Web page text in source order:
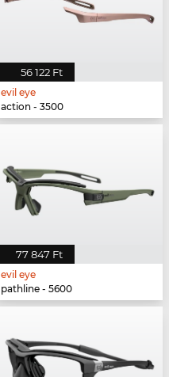
56 122 Ft
evil eye
action - 3500
77 847 Ft
evil eye
pathline - 5600